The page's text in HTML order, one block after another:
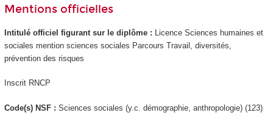
Mentions officielles
Intitulé officiel figurant sur le diplôme :
Licence Sciences humaines et
sociales mention sciences sociales Parcours Travail, diversités,
prévention des risques
Inscrit RNCP
Code(s) NSF : Sciences sociales (y.c. démographie, anthropologie) (123)